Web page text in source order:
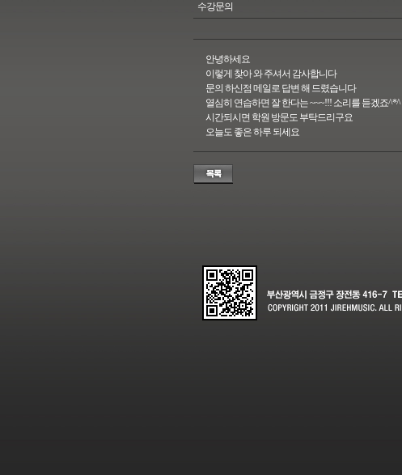
수강문의
안녕하세요
이렇게 찾아 와 주셔서 감사합니다
문의 하신점 메일로 답변 해 드렸습니다
열심히 연습하면 잘 한다는 ~~~!!! 소리를 듣겠죠^*^
시간되시면 학원 방문도 부탁드리구요
오늘도 좋은 하루 되세요